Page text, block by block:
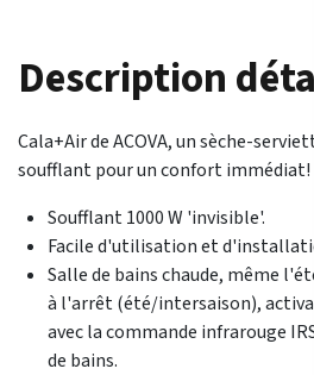
Description
Cala+Air de ACOVA, un sèche-
soufflant pour un confort immédiat!
Soufflant 1000 W 'invisible'.
Facile d'utilisation et
Salle de bains chaude, même
à l'arrêt (été/intersaison),
avec la commande infrarouge
de bains.